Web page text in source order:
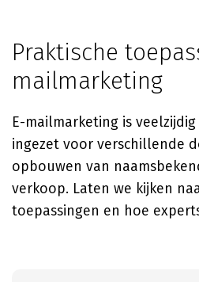
Praktische
mailmarketing
E-mailmarketing is
ingezet voor verschillende
opbouwen van
verkoop. Laten we kijken
toepassingen en hoe